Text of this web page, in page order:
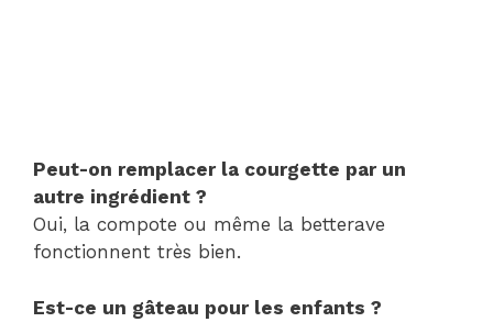
Peut-on remplacer la courgette par un
autre ingrédient ?
Oui, la compote ou même la betterave
fonctionnent très bien.
Est-ce un gâteau pour les enfants ?